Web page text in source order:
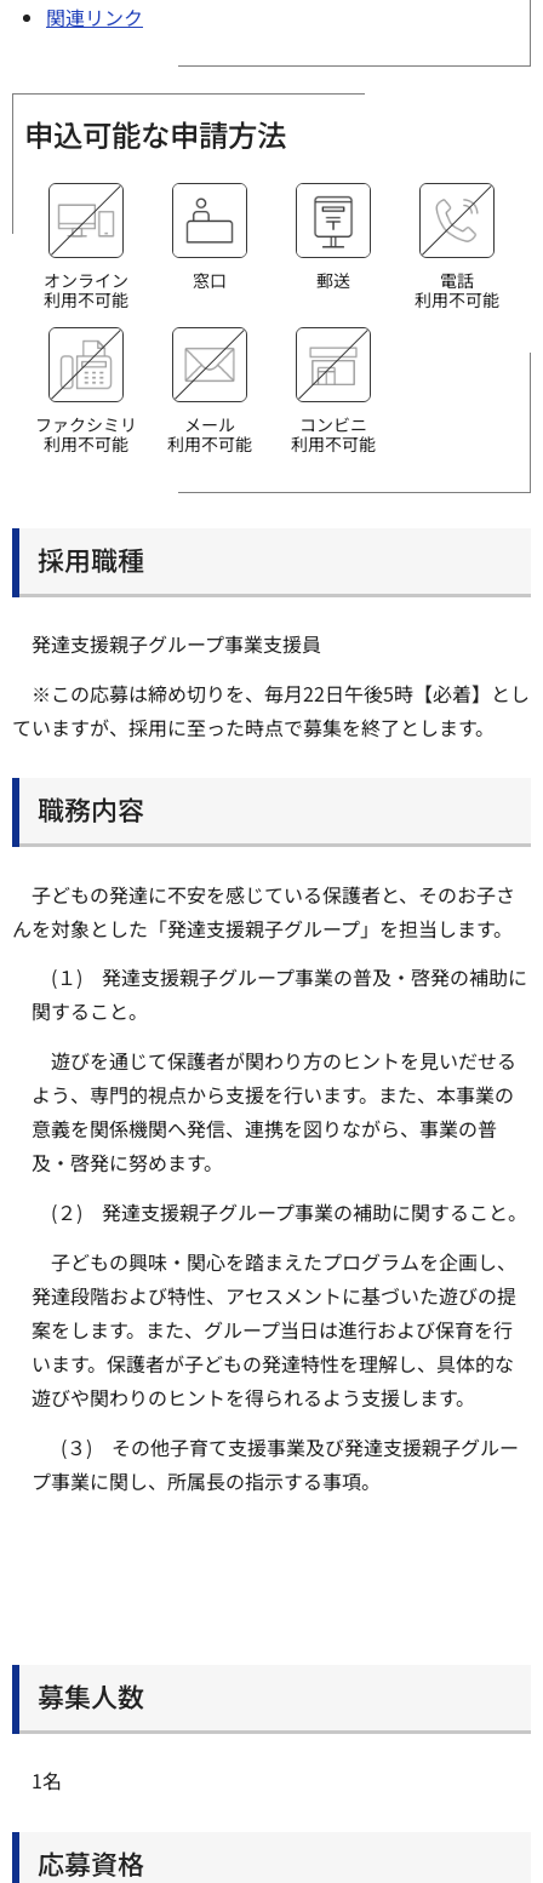
関連リンク
申込可能な申請方法
オンライン
利用不可能
窓口 郵送
電話
利用不可能
ファクシミリ
利用不可能
メール
利用不可能
コンビニ
利用不可能
採用職種
発達支援親子グループ事業支援員
※この応募は締め切りを、毎月22日午後5時【必着】とし
ていますが、採用に至った時点で募集を終了とします。
職務内容
子どもの発達に不安を感じている保護者と、そのお子さ
んを対象とした「発達支援親子グループ」を担当します。
(１) 発達支援親子グループ事業の普及・啓発の補助に
関すること。
遊びを通じて保護者が関わり方のヒントを見いだせる
よう、専門的視点から支援を行います。また、本事業の
意義を関係機関へ発信、連携を図りながら、事業の普
及・啓発に努めます。
(２) 発達支援親子グループ事業の補助に関すること。
子どもの興味・関心を踏まえたプログラムを企画し、
発達段階および特性、アセスメントに基づいた遊びの提
案をします。また、グループ当日は進行および保育を行
います。保護者が子どもの発達特性を理解し、具体的な
遊びや関わりのヒントを得られるよう支援します。
(３) その他子育て支援事業及び発達支援親子グルー
プ事業に関し、所属長の指示する事項。
募集人数
1名
応募資格